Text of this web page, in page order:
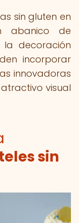
sin gluten en
abanico de
la decoración
incorporar
innovadoras
visual
sin